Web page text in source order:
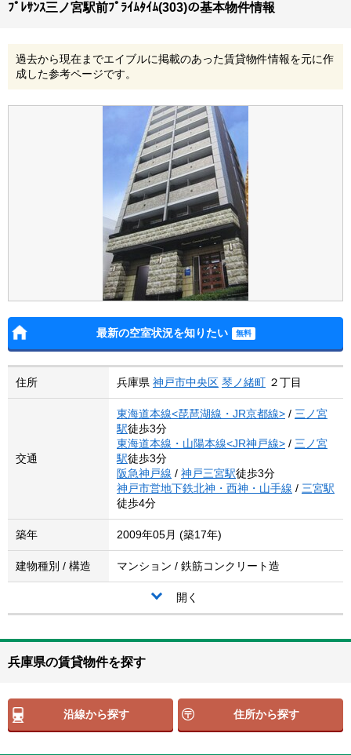
ﾌﾟﾚｻﾝｽ三ノ宮駅前ﾌﾟﾗｲﾑﾀｲﾑ(303)の基本物件情報
過去から現在までエイブルに掲載のあった賃貸物件情報を元に作
成した参考ページです。
最新の空室状況を知りたい
住所 兵庫県 神戸市中央区 琴ノ緒町 ２丁目
交通
東海道本線<琵琶湖線・JR京都線> / 三ノ宮
駅徒歩3分
東海道本線・山陽本線<JR神戸線> / 三ノ宮
駅徒歩3分
阪急神戸線 / 神戸三宮駅徒歩3分
神戸市営地下鉄北神・西神・山手線 / 三宮駅
徒歩4分
築年 2009年05月 (築17年)
建物種別 / 構造 マンション / 鉄筋コンクリート造
開く
兵庫県の賃貸物件を探す
沿線から探す 住所から探す